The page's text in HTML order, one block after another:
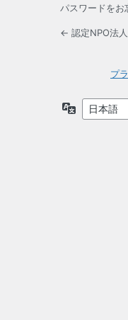
パスワードをお
← 認定NPO法
プ
語